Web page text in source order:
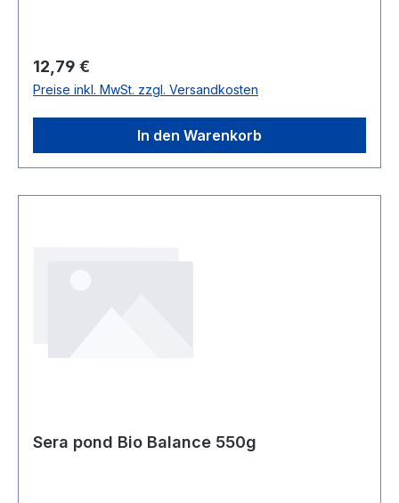
Regulärer Preis:
12,79 €
Preise inkl. MwSt. zzgl. Versandkosten
In den Warenkorb
Sera pond Bio Balance 550g